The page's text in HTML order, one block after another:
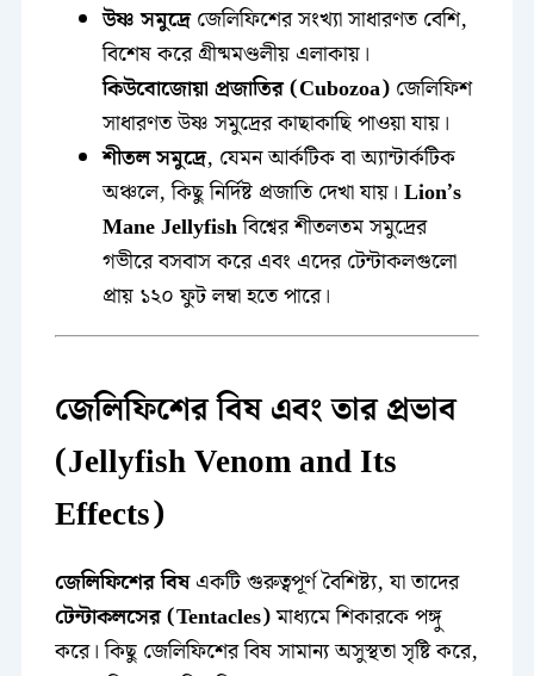
উষ্ণ সমুদ্রেজেলিফিশের সংখ্যা সাধারণত বেশি,
বিশেষ করে গ্রীষ্মমণ্ডলীয় এলাকায়।
কিউবোজোয়া প্রজাতির (Cubozoa)জেলিফিশ
সাধারণত উষ্ণ সমুদ্রের কাছাকাছি পাওয়া যায়।
শীতল সমুদ্রে, যেমন আর্কটিক বা অ্যান্টার্কটিক
অঞ্চলে, কিছু নির্দিষ্ট প্রজাতি দেখা যায়। Lion’s
Mane Jellyfishবিশ্বের শীতলতম সমুদ্রের
গভীরে বসবাস করে এবং এদের টেন্টাকলগুলো
প্রায় ১২০ ফুট লম্বা হতে পারে।
জেলিফিশের বিষ এবং তার প্রভাব
(Jellyfish Venom and Its
Effects)
জেলিফিশের বিষএকটি গুরুত্বপূর্ণ বৈশিষ্ট্য, যা তাদের
টেন্টাকলসের (Tentacles)মাধ্যমে শিকারকে পঙ্গু
করে। কিছু জেলিফিশের বিষ সামান্য অসুস্থতা সৃষ্টি করে,